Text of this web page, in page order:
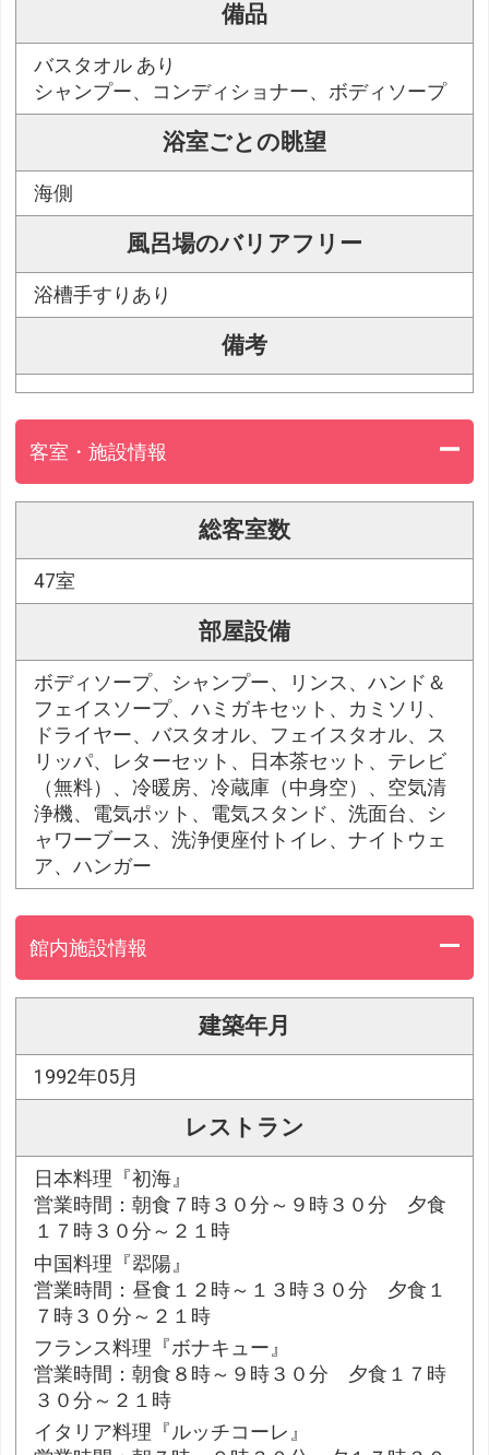
備品
バスタオル あり
シャンプー、コンディショナー、ボディソープ
浴室ごとの眺望
海側
風呂場のバリアフリー
浴槽手すりあり
備考
客室・施設情報
総客室数
47室
部屋設備
ボディソープ、シャンプー、リンス、ハンド＆
フェイスソープ、ハミガキセット、カミソリ、
ドライヤー、バスタオル、フェイスタオル、ス
リッパ、レターセット、日本茶セット、テレビ
（無料）、冷暖房、冷蔵庫（中身空）、空気清
浄機、電気ポット、電気スタンド、洗面台、シ
ャワーブース、洗浄便座付トイレ、ナイトウェ
ア、ハンガー
館内施設情報
建築年月
1992年05月
レストラン
日本料理『初海』
営業時間：朝食７時３０分～９時３０分 夕食
１７時３０分～２１時
中国料理『翆陽』
営業時間：昼食１２時～１３時３０分 夕食１
７時３０分～２１時
フランス料理『ボナキュー』
営業時間：朝食８時～９時３０分 夕食１７時
３０分～２１時
イタリア料理『ルッチコーレ』